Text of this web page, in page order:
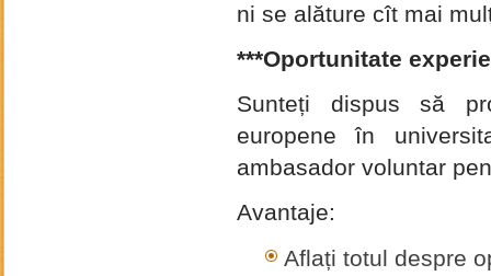
ni se alăture cît mai
***Oportunitate
Sunteți dispus să
europene în
ambasador voluntar
Avantaje:
Aflați totul despre